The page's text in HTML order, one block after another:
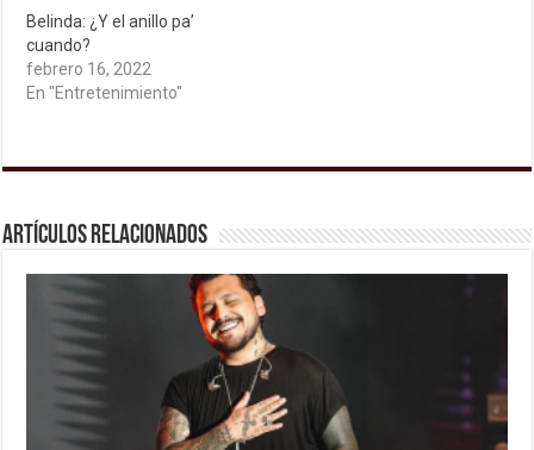
Belinda: ¿Y el anillo pa’
cuando?
febrero 16, 2022
En "Entretenimiento"
Artículos relacionados